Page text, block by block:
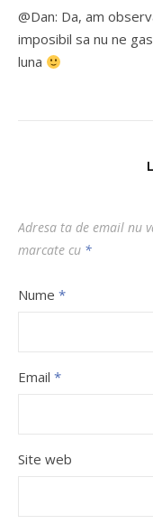
@Dan: Da, am
imposibil sa nu ne
luna
Adresa ta de email nu
marcate cu *
Nume *
Email *
Site web